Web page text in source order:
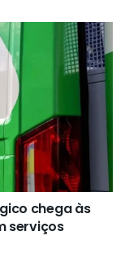
chega às
serviços